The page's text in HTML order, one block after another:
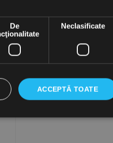
De
Neclasificate
ACCEPTĂ TOATE